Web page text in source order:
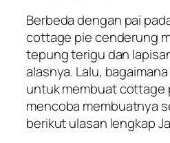
Berbeda dengan pai
cottage pie cenderung
tepung terigu dan
alasnya. Lalu,
untuk membuat cottage
mencoba membuatnya
berikut ulasan lengkap